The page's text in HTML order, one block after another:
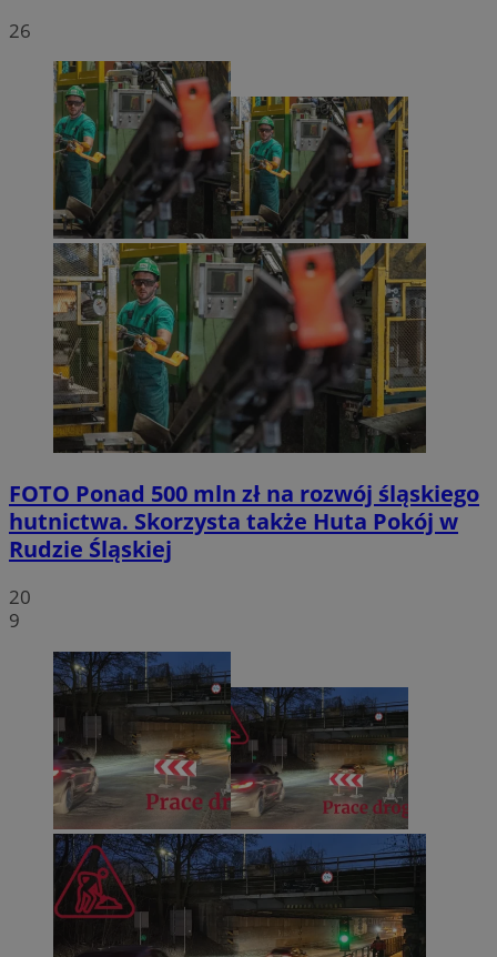
26
FOTO Ponad 500 mln zł na rozwój śląskiego
hutnictwa. Skorzysta także Huta Pokój w
Rudzie Śląskiej
20
9